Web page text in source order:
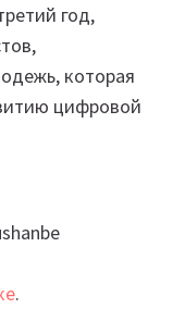
год,
которая
цифровой
.